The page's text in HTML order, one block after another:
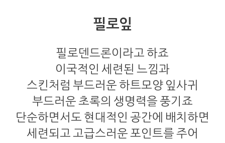
필로잎
필로덴드론이라고 하죠
이국적인 세련된 느낌과
스킨처럼 부드러운 하트모양 잎사귀
부드러운 초록의 생명력을 풍기죠
단순하면서도 현대적인 공간에 배치하면
세련되고 고급스러운 포인트를 주어